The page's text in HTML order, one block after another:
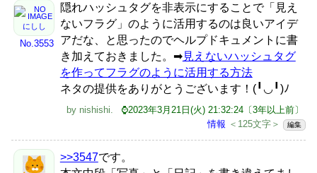
にしし
No.3553
隠れハッシュタグを非表示にすることで「見え
ないフラグ」のように活用するのは良いアイデ
アだな、と思ったのでヘルプドキュメントに書
き加えておきました。➡見えないハッシュタグ
を作ってフラグのように活用する方法
ネタの提供をありがとうございます！(╹◡╹)ﾉ
by nishishi.
⌚2023年3月21日(火) 21:32:24〔3年以上前〕
情報 ＜125文字＞ 編集
>>3547です。